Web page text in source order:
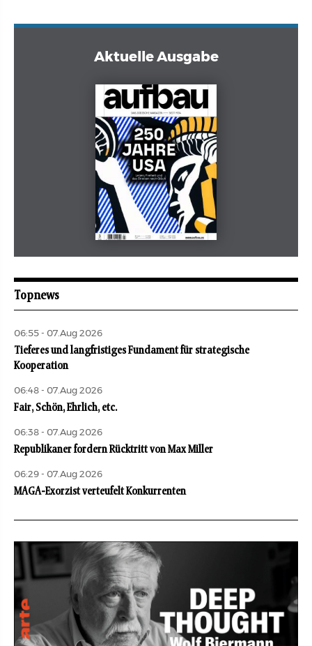
Aktuelle Ausgabe
aufbau
Topnews
06:55 - 07.Aug 2026
Tieferes und langfristiges Fundament für strategische
Kooperation
06:48 - 07.Aug 2026
Fair, Schön, Ehrlich, etc.
06:38 - 07.Aug 2026
Republikaner fordern Rücktritt von Max Miller
06:29 - 07.Aug 2026
MAGA-Exorzist verteufelt Konkurrenten